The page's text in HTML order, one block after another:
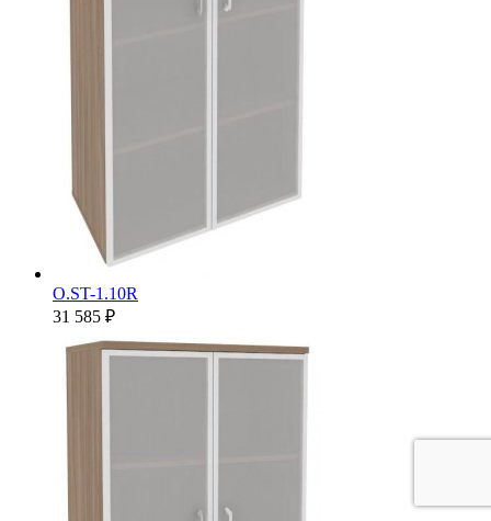
O.ST-1.10R
31 585 ₽